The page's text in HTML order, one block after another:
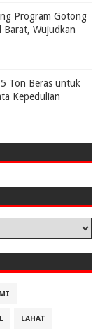
Program Gotong
Wujudkan
Ton Beras untuk
Kepedulian
LAHAT